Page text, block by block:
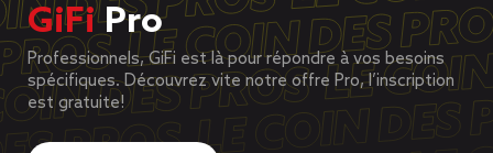
GiFiPro
Professionnels, GiFi est là pour répondre à vos besoins
spécifiques. Découvrez vite notre offre Pro, l’inscription
est gratuite!